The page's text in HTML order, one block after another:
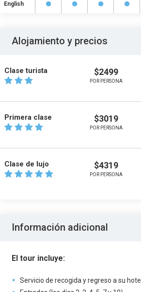
English
Alojamiento y precios
Clase turista $2499
POR PERSONA
Primera clase $3019
POR PERSONA
Clase de lujo $4319
POR PERSONA
Información adicional
El tour incluye:
Servicio de recogida y regreso a su hotel